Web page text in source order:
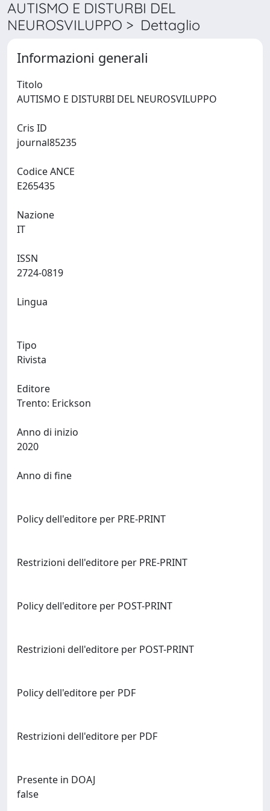
AUTISMO E DISTURBI DEL
NEUROSVILUPPO > Dettaglio
Informazioni generali
Titolo
Cris ID
Codice ANCE
Nazione
ISSN
Lingua
Tipo
Rivista
Editore
Anno di inizio
Anno di fine
Policy dell'editore per PRE-PRINT
Restrizioni dell'editore per PRE-PRINT
Policy dell'editore per POST-PRINT
Restrizioni dell'editore per POST-PRINT
Policy dell'editore per PDF
Restrizioni dell'editore per PDF
Presente in DOAJ